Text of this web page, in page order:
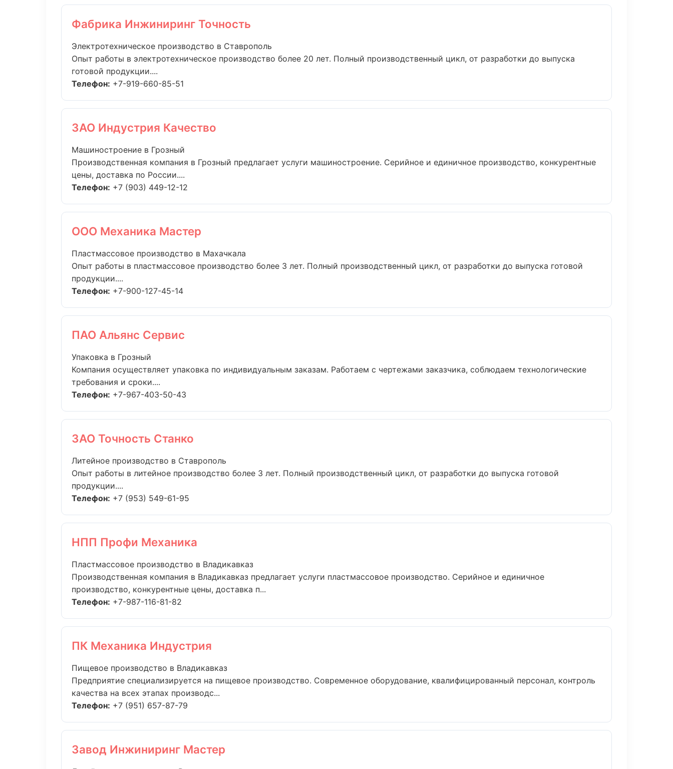
Фабрика Инжиниринг Точность
Электротехническое производство в Ставрополь
Опыт работы в электротехническое производство более 20 лет. Полный производственный цикл, от разработки до выпуска
готовой продукции....
Телефон: +7-919-660-85-51
ЗАО Индустрия Качество
Машиностроение в Грозный
Производственная компания в Грозный предлагает услуги машиностроение. Серийное и единичное производство, конкурентные
цены, доставка по России....
Телефон: +7 (903) 449-12-12
ООО Механика Мастер
Пластмассовое производство в Махачкала
Опыт работы в пластмассовое производство более 3 лет. Полный производственный цикл, от разработки до выпуска готовой
продукции....
Телефон: +7-900-127-45-14
ПАО Альянс Сервис
Упаковка в Грозный
Компания осуществляет упаковка по индивидуальным заказам. Работаем с чертежами заказчика, соблюдаем технологические
требования и сроки....
Телефон: +7-967-403-50-43
ЗАО Точность Станко
Литейное производство в Ставрополь
Опыт работы в литейное производство более 3 лет. Полный производственный цикл, от разработки до выпуска готовой
продукции....
Телефон: +7 (953) 549-61-95
НПП Профи Механика
Пластмассовое производство в Владикавказ
Производственная компания в Владикавказ предлагает услуги пластмассовое производство. Серийное и единичное
производство, конкурентные цены, доставка п...
Телефон: +7-987-116-81-82
ПК Механика Индустрия
Пищевое производство в Владикавказ
Предприятие специализируется на пищевое производство. Современное оборудование, квалифицированный персонал, контроль
качества на всех этапах производс...
Телефон: +7 (951) 657-87-79
Завод Инжиниринг Мастер